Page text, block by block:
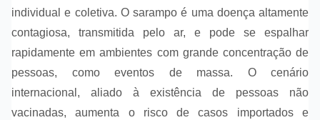
individual e coletiva. O sarampo é uma doença altamente
contagiosa, transmitida pelo ar, e pode se espalhar
rapidamente em ambientes com grande concentração de
pessoas, como eventos de massa. O cenário
internacional, aliado à existência de pessoas não
vacinadas, aumenta o risco de casos importados e